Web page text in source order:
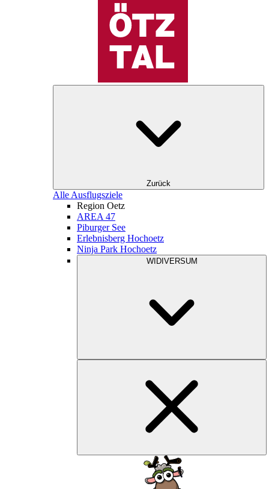
Zurück
Alle Ausflugsziele
Region Oetz
AREA 47
Piburger See
Erlebnisberg Hochoetz
Ninja Park Hochoetz
WIDIVERSUM